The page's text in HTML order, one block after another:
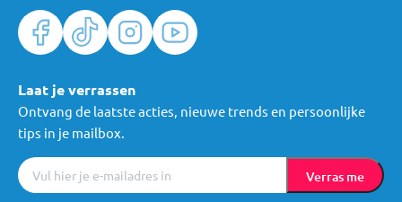
Laat je verrassen
Ontvang de laatste acties, nieuwe trends en persoonlijke
tips in je mailbox.
Verras me